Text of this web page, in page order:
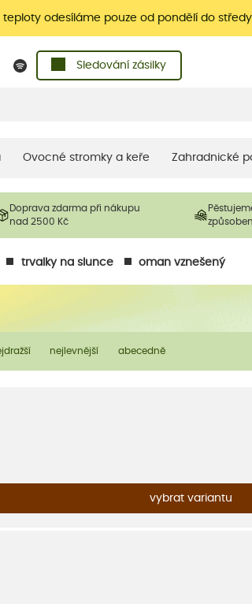
teploty odesíláme pouze od pondělí do středy
Sledování zásilky
Ovocné stromky a keře Zahradnické
Doprava zdarma při nákupu
nad 2500 Kč
trvalky na slunce oman vznešený
nejlevnější abecedně
vybrat variantu